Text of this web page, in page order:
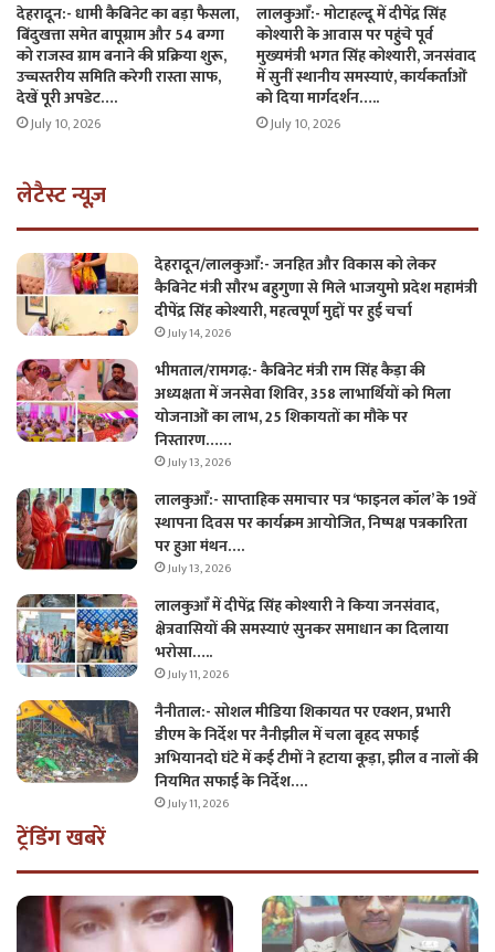
देहरादून:- धामी कैबिनेट का बड़ा फैसला,
बिंदुखत्ता समेत बापूग्राम और 54 बग्गा
को राजस्व ग्राम बनाने की प्रक्रिया शुरू,
उच्चस्तरीय समिति करेगी रास्ता साफ,
देखें पूरी अपडेट….
July 10, 2026
लालकुआँ:- मोटाहल्दू में दीपेंद्र सिंह
कोश्यारी के आवास पर पहुंचे पूर्व
मुख्यमंत्री भगत सिंह कोश्यारी, जनसंवाद
में सुनीं स्थानीय समस्याएं, कार्यकर्ताओं
को दिया मार्गदर्शन…..
July 10, 2026
लेटैस्ट न्यूज़
देहरादून/लालकुआँ:- जनहित और विकास को लेकर
कैबिनेट मंत्री सौरभ बहुगुणा से मिले भाजयुमो प्रदेश महामंत्री
दीपेंद्र सिंह कोश्यारी, महत्वपूर्ण मुद्दों पर हुई चर्चा
July 14, 2026
भीमताल/रामगढ़:- कैबिनेट मंत्री राम सिंह कैड़ा की
अध्यक्षता में जनसेवा शिविर, 358 लाभार्थियों को मिला
योजनाओं का लाभ, 25 शिकायतों का मौके पर
निस्तारण……
July 13, 2026
लालकुआँ:- साप्ताहिक समाचार पत्र ‘फाइनल कॉल’ के 19वें
स्थापना दिवस पर कार्यक्रम आयोजित, निष्पक्ष पत्रकारिता
पर हुआ मंथन….
July 13, 2026
लालकुआँ में दीपेंद्र सिंह कोश्यारी ने किया जनसंवाद,
क्षेत्रवासियों की समस्याएं सुनकर समाधान का दिलाया
भरोसा…..
July 11, 2026
नैनीताल:- सोशल मीडिया शिकायत पर एक्शन, प्रभारी
डीएम के निर्देश पर नैनीझील में चला बृहद सफाई
अभियानदो घंटे में कई टीमों ने हटाया कूड़ा, झील व नालों की
नियमित सफाई के निर्देश….
July 11, 2026
ट्रेंडिंग खबरें